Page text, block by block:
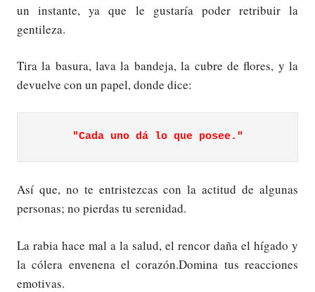
un instante, ya que le gustaría poder retribuir la
gentileza.
Tira la basura, lava la bandeja, la cubre de flores, y la
devuelve con un papel, donde dice:
"Cada uno dá lo que posee."
Así que, no te entristezcas con la actitud de algunas
personas; no pierdas tu serenidad.
La rabia hace mal a la salud, el rencor daña el hígado y
la cólera envenena el corazón.Domina tus reacciones
emotivas.